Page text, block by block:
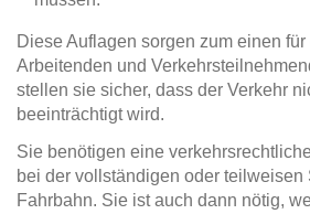
Diese Auflagen sorgen zum einen
Arbeitenden und
stellen sie sicher, dass der Verkehr
beeinträchtigt wird.
Sie benötigen eine
bei der vollständigen oder teilweisen
Fahrbahn. Sie ist auch dann nötig,